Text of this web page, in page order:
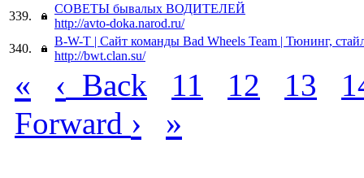
339.
СОВЕТЫ бывалых ВОДИТЕЛЕЙ
http://avto-doka.narod.ru/
340.
B-W-T | Сайт команды Bad Wheels Team | Тюнинг,
http://bwt.clan.su/
« ‹ Back 11 12 13
Forward › »